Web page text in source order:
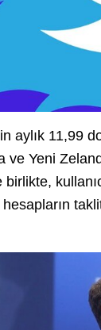
aylık 11,99
ve Yeni